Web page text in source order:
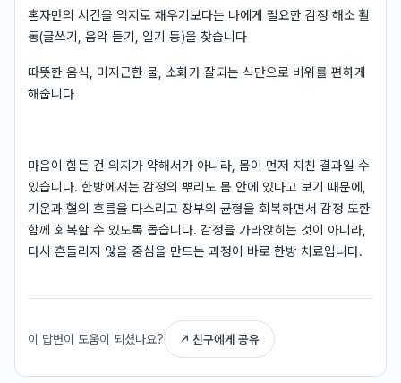
혼자만의 시간을 억지로 채우기보다는 나에게 필요한 감정 해소 활
동(글쓰기, 음악 듣기, 일기 등)을 찾습니다
따뜻한 음식, 미지근한 물, 소화가 잘되는 식단으로 비위를 편하게
해줍니다
마음이 힘든 건 의지가 약해서가 아니라, 몸이 먼저 지친 결과일 수
있습니다. 한방에서는 감정의 뿌리도 몸 안에 있다고 보기 때문에,
기운과 혈의 흐름을 다스리고 장부의 균형을 회복하면서 감정 또한
함께 회복할 수 있도록 돕습니다. 감정을 가라앉히는 것이 아니라,
다시 흔들리지 않을 중심을 만드는 과정이 바로 한방 치료입니다.
이 답변이 도움이 되셨나요? ↗ 친구에게 공유